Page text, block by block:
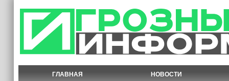
ГЛАВНАЯ НОВОСТИ